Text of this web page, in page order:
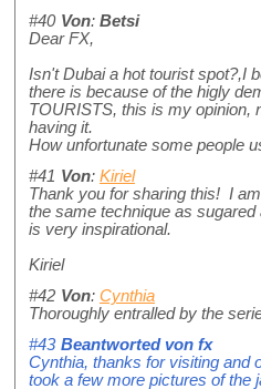
#40 Von: Betsi
Dear FX,
Isn't Dubai a hot tourist spot?,I
there is because of the higly
TOURISTS, this is my opinion,
having it.
How unfortunate some people
#41 Von: Kiriel
Thank you for sharing this! I
the same technique as
is very inspirational.
Kiriel
#42 Von: Cynthia
Thoroughly entralled by the
#43 Beantworted von fx
Cynthia, thanks for visiting and
took a few more pictures of the